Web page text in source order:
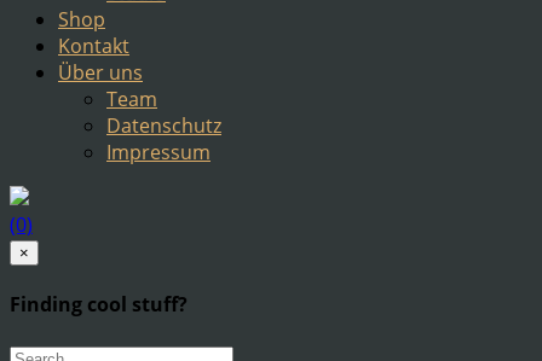
Shop
Kontakt
Über uns
Team
Datenschutz
Impressum
(0)
×
Finding cool stuff?